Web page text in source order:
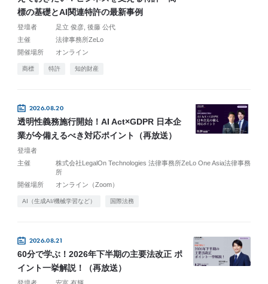
標の基礎とAI関連特許の最新事例
登壇者 足立 俊彦 後藤 公代
主催
法律事務所ZeLo
開催場所
オンライン
商標 特許 知的財産
2026.08.20
透明性義務施行開始！AI Act×GDPR 日本企
業が今備えるべき対応ポイント（再放送）
登壇者
主催
株式会社LegalOn Technologies 法律事務所ZeLo One Asia法律事務
所
開催場所
オンライン（Zoom）
AI（生成AI/機械学習など） 国際法務
2026.08.21
60分で学ぶ！2026年下半期の主要法改正 ポ
イント一挙解説！（再放送）